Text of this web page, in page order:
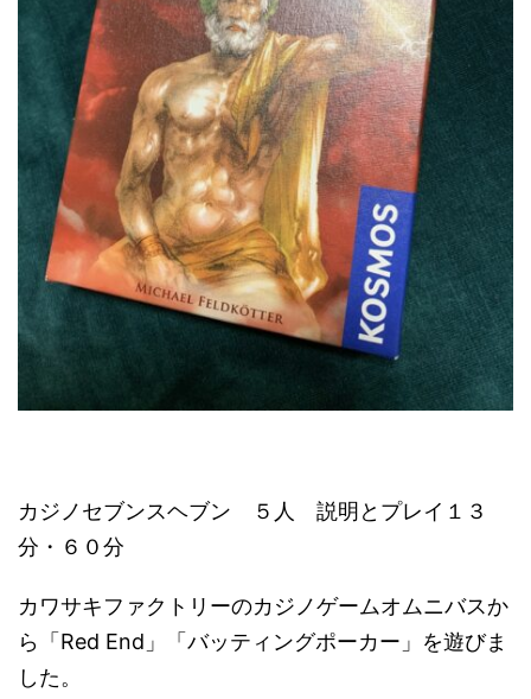
カジノセブンスヘブン ５人 説明とプレイ１３
分・６０分
カワサキファクトリーのカジノゲームオムニバスか
ら「Red End」「バッティングポーカー」を遊びま
した。